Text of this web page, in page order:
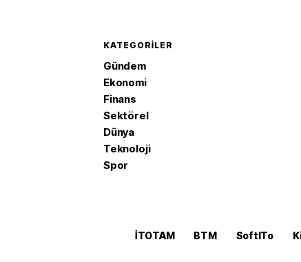
KATEGORILER
Gündem
Ekonomi
Finans
Sektörel
Dünya
Teknoloji
Spor
İTOTAM BTM SoftITo